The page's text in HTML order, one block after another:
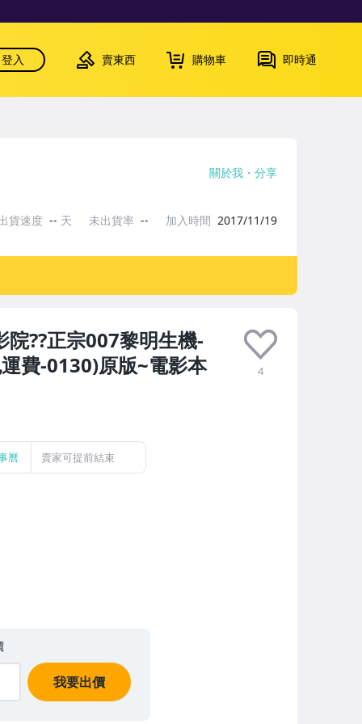
登入 賣東西 購物車 即時通
??正宗007黎明生機-
費-0130)原版~電影本
4
曆 賣家可提前結束
我要出價
關於我 分享
貨速度 -- 天 未出貨率 -- 加入時間 2017/11/19